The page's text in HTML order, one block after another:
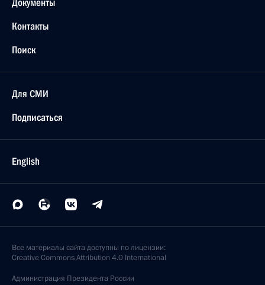
Документы
Контакты
Поиск
Для СМИ
Подписаться
English
Все материалы сайта доступны по лицензии:
Creative Commons Attribution 4.0 International
Администрация Президента России